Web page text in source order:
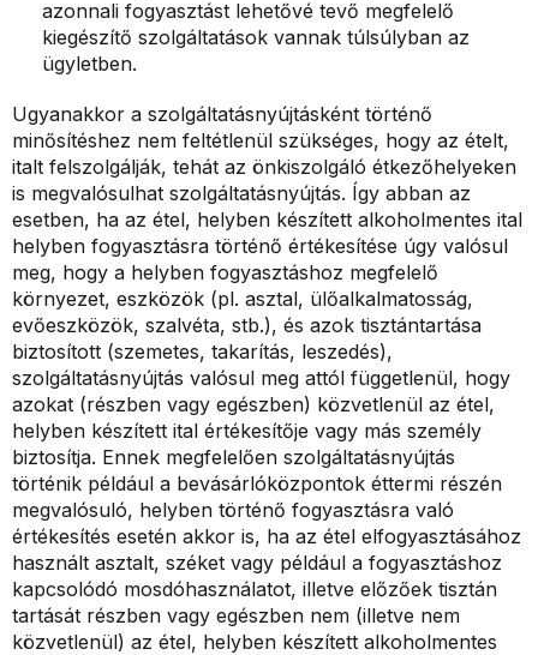
azonnali fogyasztást lehetővé tevő megfelelő
kiegészítő szolgáltatások vannak túlsúlyban az
ügyletben.
Ugyanakkor a szolgáltatásnyújtásként történő
minősítéshez nem feltétlenül szükséges, hogy az ételt,
italt felszolgálják, tehát az önkiszolgáló étkezőhelyeken
is megvalósulhat szolgáltatásnyújtás. Így abban az
esetben, ha az étel, helyben készített alkoholmentes ital
helyben fogyasztásra történő értékesítése úgy valósul
meg, hogy a helyben fogyasztáshoz megfelelő
környezet, eszközök (pl. asztal, ülőalkalmatosság,
evőeszközök, szalvéta, stb.), és azok tisztántartása
biztosított (szemetes, takarítás, leszedés),
szolgáltatásnyújtás valósul meg attól függetlenül, hogy
azokat (részben vagy egészben) közvetlenül az étel,
helyben készített ital értékesítője vagy más személy
biztosítja. Ennek megfelelően szolgáltatásnyújtás
történik például a bevásárlóközpontok éttermi részén
megvalósuló, helyben történő fogyasztásra való
értékesítés esetén akkor is, ha az étel elfogyasztásához
használt asztalt, széket vagy például a fogyasztáshoz
kapcsolódó mosdóhasználatot, illetve előzőek tisztán
tartását részben vagy egészben nem (illetve nem
közvetlenül) az étel, helyben készített alkoholmentes